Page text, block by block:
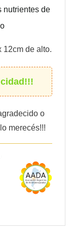
nutrientes de
12cm de alto.
o
merecés!!!